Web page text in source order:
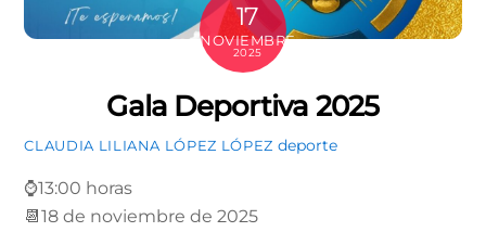
17
NOVIEMBRE
2025
Gala Deportiva 2025
CLAUDIA LILIANA LÓPEZ LÓPEZ deporte
⌚13:00 horas
📆18 de noviembre de 2025